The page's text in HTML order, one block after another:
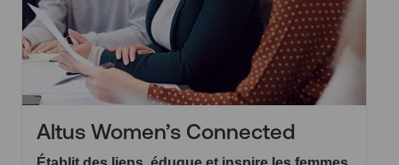
Altus Women’s Connected